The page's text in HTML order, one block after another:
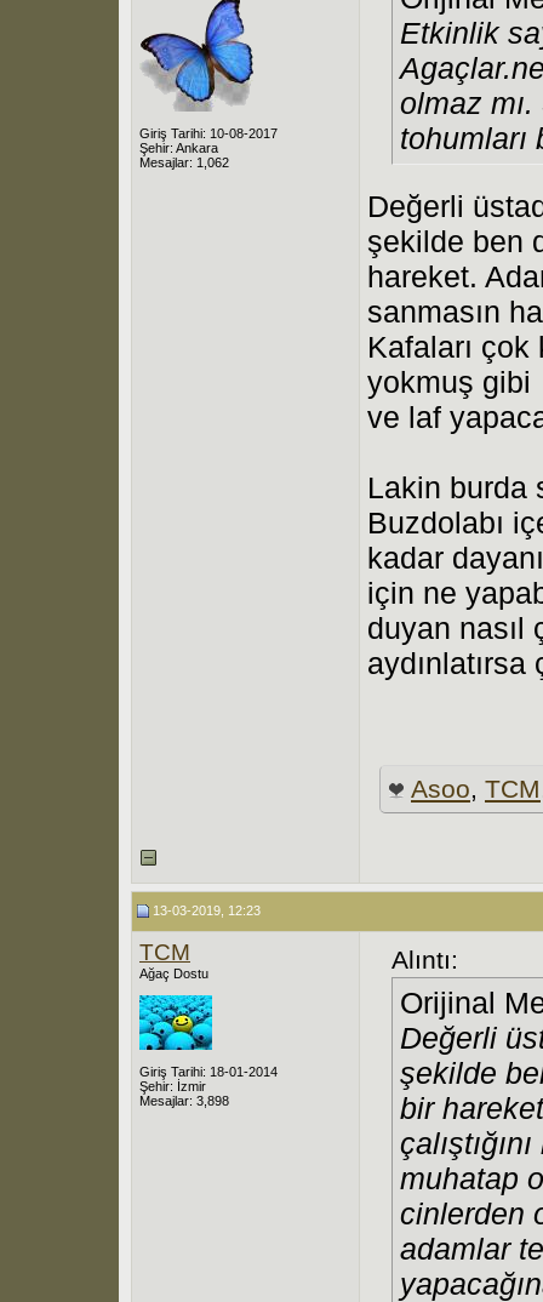
Giriş Tarihi: 10-08-2017
Şehir: Ankara
Mesajlar: 1,062
Etkinlik
olmaz
Değerli
şekilde ben
hareket.
sanmasın
Kafaları
yokmuş gibi
ve laf
Lakin burda
Buzdolabı
kadar
için ne
duyan nasıl
Asoo, TCM
13-03-2019, 12:23
TCM
Ağaç Dostu
Giriş Tarihi: 18-01-2014
Şehir: İzmir
Mesajlar: 3,898
Alıntı:
Orijinal
Değerli
şekilde
bir
muhatap
cinlerden
adamlar